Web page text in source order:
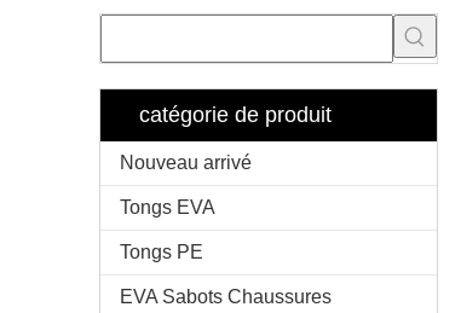
catégorie de produit
Nouveau arrivé
Tongs EVA
Tongs PE
EVA Sabots Chaussures